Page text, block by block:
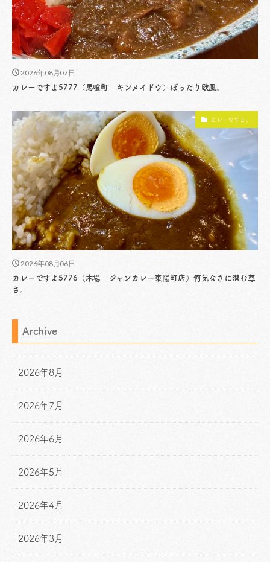
2026年08月07日
カレーですよ5777（馬喰町 キンメイドウ）ぽったり欧風。
カレーですよ。
2026年08月06日
カレーですよ5776（木場 ジャンカレー東陽町店）何気なさに潜む尊
さ。
Archive
2026年8月
2026年7月
2026年6月
2026年5月
2026年4月
2026年3月